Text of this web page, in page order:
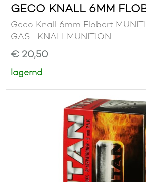
GECO KNALL 6MM
Geco Knall 6mm Flobert
GAS- KNALLMUNITION
€ 20,50
lagernd